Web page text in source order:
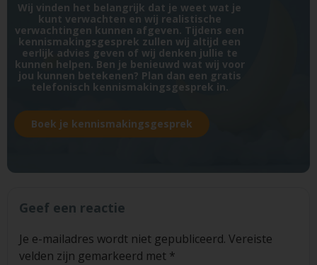
Wij vinden het belangrijk dat je weet wat je
kunt verwachten en wij realistische
verwachtingen kunnen afgeven. Tijdens een
kennismakingsgesprek zullen wij altijd een
eerlijk advies geven of wij denken jullie te
kunnen helpen. Ben je benieuwd wat wij voor
jou kunnen betekenen? Plan dan een gratis
telefonisch kennismakingsgesprek in.
Boek je kennismakingsgesprek
Geef een reactie
Je e-mailadres wordt niet gepubliceerd. Vereiste
velden zijn gemarkeerd met *